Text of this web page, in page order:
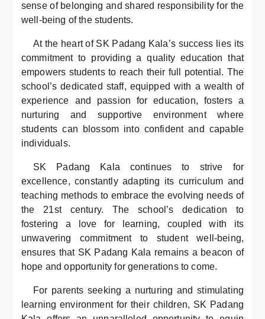
sense of belonging and shared responsibility for the
well-being of the students.
At the heart of SK Padang Kala’s success lies its
commitment to providing a quality education that
empowers students to reach their full potential. The
school’s dedicated staff, equipped with a wealth of
experience and passion for education, fosters a
nurturing and supportive environment where
students can blossom into confident and capable
individuals.
SK Padang Kala continues to strive for
excellence, constantly adapting its curriculum and
teaching methods to embrace the evolving needs of
the 21st century. The school’s dedication to
fostering a love for learning, coupled with its
unwavering commitment to student well-being,
ensures that SK Padang Kala remains a beacon of
hope and opportunity for generations to come.
For parents seeking a nurturing and stimulating
learning environment for their children, SK Padang